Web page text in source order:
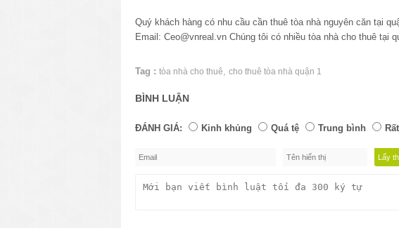
Quý khách hàng có nhu cầu cần thuê tòa nhà nguyên căn tại
Email: Ceo@vnreal.vn Chúng tôi có nhiều tòa nhà cho thuê tại
Tag : tòa nhà cho thuê cho thuê tòa nhà quận 1
BÌNH LUẬN
ĐÁNH GIÁ: Kinh khủng Quá tệ Trung bình